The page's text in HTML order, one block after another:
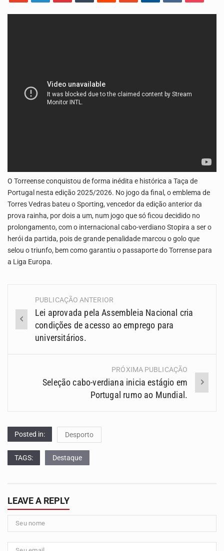
O Torreense conquistou de forma inédita e histórica a Taça de
Portugal nesta edição 2025/2026. No jogo da final, o emblema de
Torres Vedras bateu o Sporting, vencedor da edição anterior da
prova rainha, por dois a um, num jogo que só ficou decidido no
prolongamento, com o internacional cabo-verdiano Stopira a ser o
herói da partida, pois de grande penalidade marcou o golo que
selou o triunfo, bem como garantiu o passaporte do Torrense para
a Liga Europa.
Navegação
(Posts)
PUBLICAÇÃO ANTERIOR
Lei aprovada pela Assembleia Nacional cria
condições de acesso ao emprego para
universitários.
PRÓXIMA PUBLICAÇÃO
Seleção cabo-verdiana inicia estágio em
Portugal rumo ao Mundial.
Posted in: Desporto
TAGS: Destaque
LEAVE A REPLY